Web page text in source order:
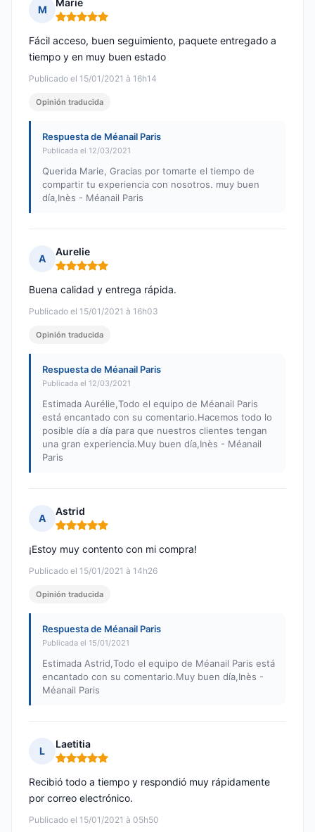
M
Marie
Nota: 5 de 5
Publicado el 15/01/2021 à 16h14
Fácil acceso, buen seguimiento, paquete entregado a
tiempo y en muy buen estado
Opinión traducida
Respuesta de Méanail Paris
Publicada el 12/03/2021
Querida Marie, Gracias por tomarte el tiempo de
compartir tu experiencia con nosotros. muy buen
día,Inès - Méanail Paris
A
Aurelie
Nota: 5 de 5
Publicado el 15/01/2021 à 16h03
Buena calidad y entrega rápida.
Opinión traducida
Respuesta de Méanail Paris
Publicada el 12/03/2021
Estimada Aurélie,Todo el equipo de Méanail Paris
está encantado con su comentario.Hacemos todo lo
posible día a día para que nuestros clientes tengan
una gran experiencia.Muy buen día,Inès - Méanail
Paris
A
Astrid
Nota: 5 de 5
Publicado el 15/01/2021 à 14h26
¡Estoy muy contento con mi compra!
Opinión traducida
Respuesta de Méanail Paris
Publicada el 15/01/2021
Estimada Astrid,Todo el equipo de Méanail Paris está
encantado con su comentario.Muy buen día,Inès -
Méanail Paris
L
Laetitia
Nota: 5 de 5
Publicado el 15/01/2021 à 05h50
Recibió todo a tiempo y respondió muy rápidamente
por correo electrónico.